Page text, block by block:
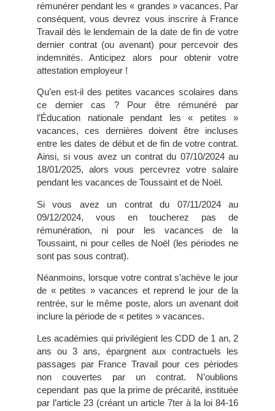
rémunérer pendant les « grandes » vacances. Par
conséquent, vous devrez vous inscrire à France
Travail dès le lendemain de la date de fin de votre
dernier contrat (ou avenant) pour percevoir des
indemnités. Anticipez alors pour obtenir votre
attestation employeur !
Qu’en est-il des petites vacances scolaires dans
ce dernier cas ? Pour être rémunéré par
l’Éducation nationale pendant les « petites »
vacances, ces dernières doivent être incluses
entre les dates de début et de fin de votre contrat.
Ainsi, si vous avez un contrat du 07/10/2024 au
18/01/2025, alors vous percevrez votre salaire
pendant les vacances de Toussaint et de Noël.
Si vous avez un contrat du 07/11/2024 au
09/12/2024, vous en toucherez pas de
rémunération, ni pour les vacances de la
Toussaint, ni pour celles de Noël (les périodes ne
sont pas sous contrat).
Néanmoins, lorsque votre contrat s’achève le jour
de « petites » vacances et reprend le jour de la
rentrée, sur le même poste, alors un avenant doit
inclure la période de « petites » vacances.
Les académies qui privilégient les CDD de 1 an, 2
ans ou 3 ans, épargnent aux contractuels les
passages par France Travail pour ces périodes
non couvertes par un contrat. N’oublions
cependant pas que la prime de précarité, instituée
par l’article 23 (créant un article 7ter à la loi 84-16